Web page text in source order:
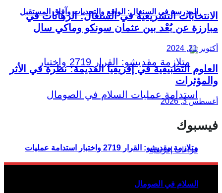
المدرسة في السنغال: الواقع والتحديات وآفاق المستقبل
متلازمة مقديشو: القرار 2719 واختبار استدامة عمليات
السلام في الصومال
الانتخابات التشريعية في السنغال: الرهانات في
مبارزة عن بُعْد بين عثمان سونكو وماكي سال
أكتوبر 21, 2024
العلوم التطبيقية في إفريقيا القديمة: نظرة في الأثر
والمؤثرات
أغسطس 3, 2026
فيسبوك